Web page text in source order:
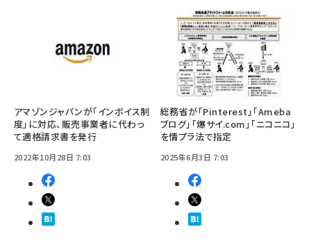
アマゾンジャパンが「インボイス制
度」に対応、販売事業者に代わっ
て適格請求書を発行
2022年10月28日 7:03
総務省が「Pinterest」「Ameba
ブログ」「爆サイ.com」「ニコニコ」
を情プラ法で指定
2025年6月3日 7:03